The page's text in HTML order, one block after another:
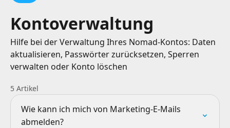
Kontoverwaltung
Hilfe bei der Verwaltung Ihres Nomad-Kontos: Daten
aktualisieren, Passwörter zurücksetzen, Sperren
verwalten oder Konto löschen
5 Artikel
Wie kann ich mich von Marketing-E-Mails
abmelden?